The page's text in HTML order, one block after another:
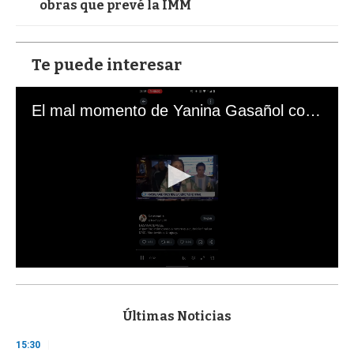
obras que prevé la IMM
Te puede interesar
El mal momento de Yanina Gasañol con un hincha argentino en "Subrayado"
s
d
Últimas Noticias
15:30